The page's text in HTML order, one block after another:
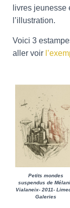
livres jeunesse
l’illustration.
Voici 3
aller voir
Petits mondes
suspendus de
Vialaneix- 2011-
Galeries